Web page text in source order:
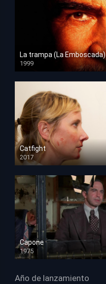
La trampa (La Emboscada)
1999
HD 1080p
Catfight
2017
HD 720p
Capone
1975
HD 1080p
Año de lanzamiento